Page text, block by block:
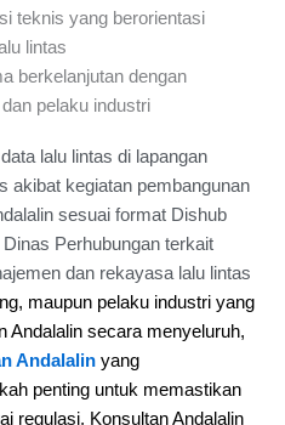
teknis yang berorientasi
lintas
berkelanjutan dengan
pelaku industri
lalu lintas di lapangan
akibat kegiatan pembangunan
sesuai format Dishub
Perhubungan terkait
dan rekayasa lalu lintas
maupun pelaku industri yang
Andalalin secara menyeluruh,
Andalalin yang
penting untuk memastikan
regulasi. Konsultan Andalalin